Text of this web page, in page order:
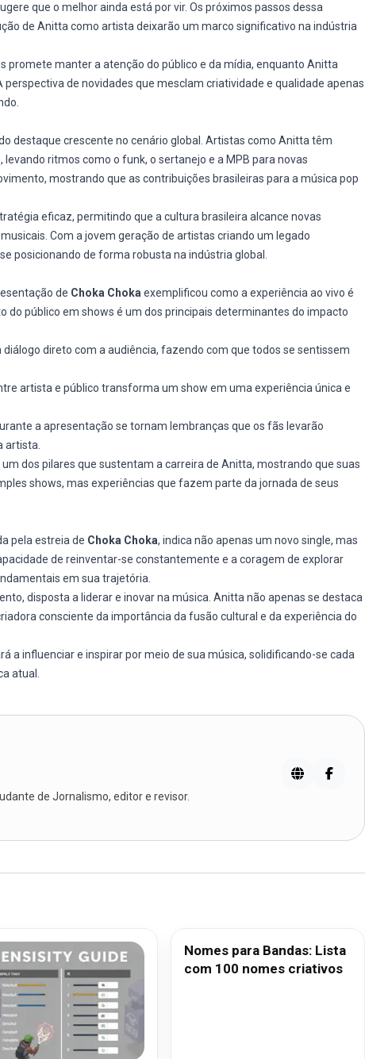
que o melhor ainda está por vir. Os próximos passos dessa
de Anitta como artista deixarão um marco significativo na indústria
promete manter a atenção do público e da mídia, enquanto Anitta
de novidades que mesclam criatividade e qualidade apenas
destaque crescente no cenário global. Artistas como Anitta têm
ritmos como o funk, o sertanejo e a MPB para novas
mostrando que as contribuições brasileiras para a música pop
eficaz, permitindo que a cultura brasileira alcance novas
Com a jovem geração de artistas criando um legado
posicionando de forma robusta na indústria global.
de Choka Choka exemplificou como a experiência ao vivo é
do público em shows é um dos principais determinantes do impacto
direto com a audiência, fazendo com que todos se sentissem
artista e público transforma um show em uma experiência única e
a apresentação se tornam lembranças que os fãs levarão
artista.
dos pilares que sustentam a carreira de Anitta, mostrando que suas
shows, mas experiências que fazem parte da jornada de seus
pela estreia de Choka Choka, indica não apenas um novo single, mas
de reinventar-se constantemente e a coragem de explorar
em sua trajetória.
disposta a liderar e inovar na música. Anitta não apenas se destaca
consciente da importância da fusão cultural e da experiência do
a influenciar e inspirar por meio de sua música, solidificando-se cada
atual.
de Jornalismo, editor e revisor.
Nomes para Bandas: Lista
com 100 nomes criativos